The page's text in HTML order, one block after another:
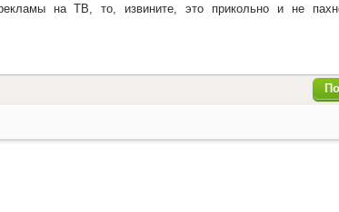
на ТВ, то, извините, это прикольно и не